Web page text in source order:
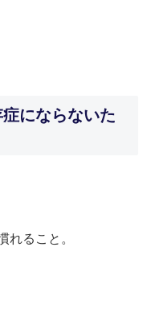
にならないた
れること。